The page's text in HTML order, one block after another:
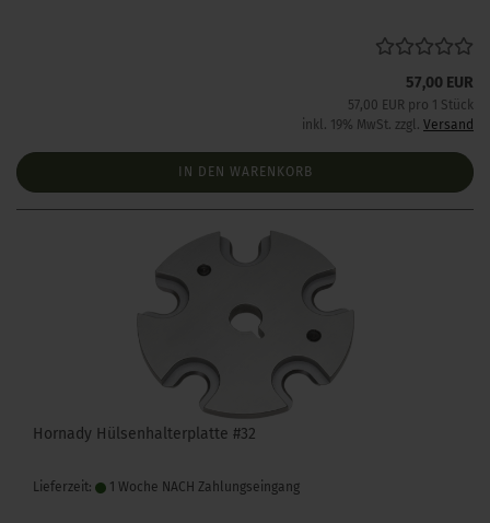
57,00 EUR
57,00 EUR pro 1 Stück
inkl. 19% MwSt. zzgl. Versand
IN DEN WARENKORB
Hornady Hülsenhalterplatte #32
Lieferzeit: 1 Woche NACH Zahlungseingang